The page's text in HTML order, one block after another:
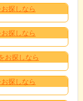
探しなら
探しなら
お探しなら
探しなら